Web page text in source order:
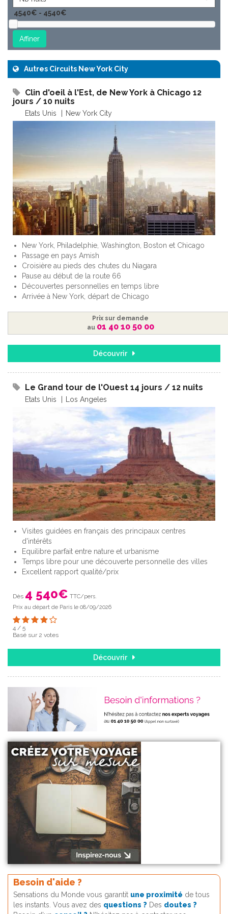
Autres Circuits New York City
Clin d'oeil à l'Est, de New York à Chicago 12
jours / 10 nuits
Etats Unis New York City
New York, Philadelphie, Washington, Boston et Chicago
Passage en pays Amish
Croisière au pieds des chutes du Niagara
Pause au début de la route 66
Découvertes personnelles en temps libre
Arrivée à New York, départ de Chicago
Prix sur demande
au 01 40 10 50 00
Découvrir
Le Grand tour de l'Ouest 14 jours / 12 nuits
Etats Unis Los Angeles
Visites guidées en français des principaux centres
d'intérêts
Equilibre parfait entre nature et urbanisme
Temps libre pour une découverte personnelle des villes
Excellent rapport qualité/prix
Dès 4 540€ TTC/pers.
Prix au départ de Paris le 08/09/2026
4 / 5
Basé sur 2 votes
Découvrir
Besoin d'aide ?
Sensations du Monde vous garantit une proximité de tous
les instants. Vous avez des questions ? Des doutes ?